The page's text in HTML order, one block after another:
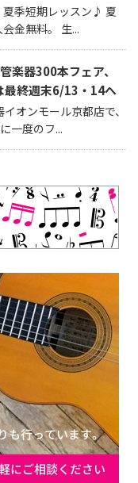
夏季短期レッスン♪ 夏
金無料。 生...
楽器300本フェア、
最終週末6/13・14へ
オンモール京都店で、
一度のフ...